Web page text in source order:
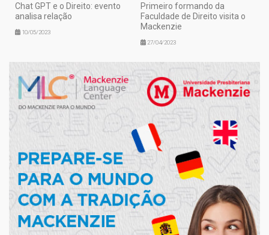
Chat GPT e o Direito: evento
analisa relação
10/05/2023
Primeiro formando da
Faculdade de Direito visita o
Mackenzie
27/04/2023